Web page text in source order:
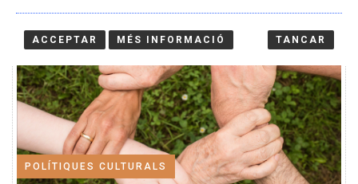
POLÍTIQUES CULTURALS
ACCEPTAR MÉS INFORMACIÓ TANCAR